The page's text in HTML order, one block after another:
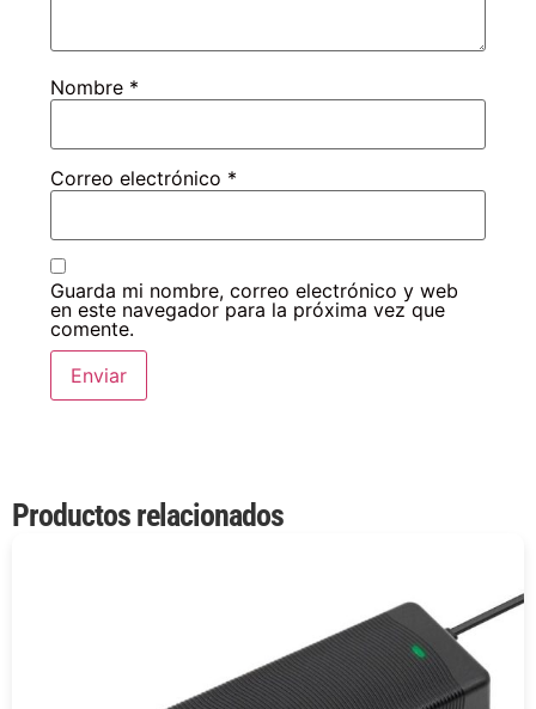
Nombre *
Correo electrónico *
Guarda mi nombre, correo electrónico y web
en este navegador para la próxima vez que
comente.
Productos relacionados